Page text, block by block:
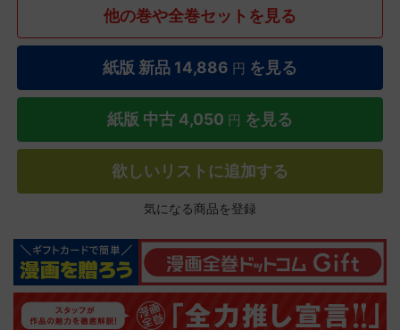
他の巻や全巻セットを見る
紙版 新品 14,886 円 を見る
紙版 中古 4,050 円 を見る
欲しいリストに追加する
気になる商品を登録